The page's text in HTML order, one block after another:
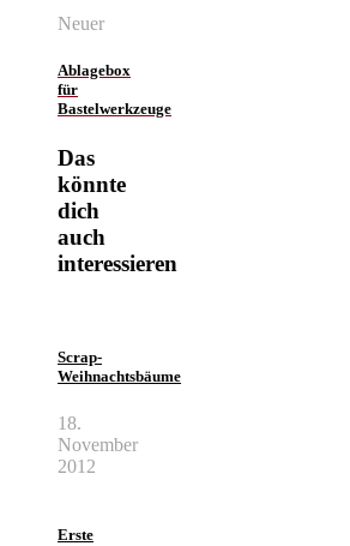
Neuer
Ablagebox
für
Bastelwerkzeuge
Das
könnte
dich
auch
interessieren
Scrap-
Weihnachtsbäume
18.
November
2012
Erste